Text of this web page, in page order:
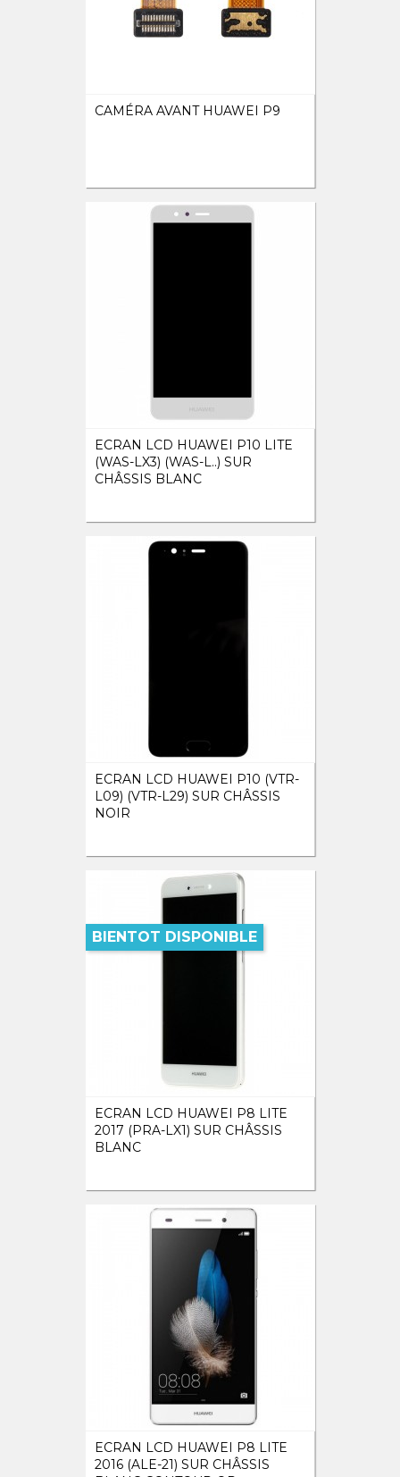
CAMÉRA AVANT HUAWEI P9
ECRAN LCD HUAWEI P10 LITE
(WAS-LX3) (WAS-L..) SUR
CHÂSSIS BLANC
ECRAN LCD HUAWEI P10 (VTR-
L09) (VTR-L29) SUR CHÂSSIS
NOIR
ECRAN LCD HUAWEI P8 LITE
2017 (PRA-LX1) SUR CHÂSSIS
BLANC
BIENTOT DISPONIBLE
ECRAN LCD HUAWEI P8 LITE
2016 (ALE-21) SUR CHÂSSIS